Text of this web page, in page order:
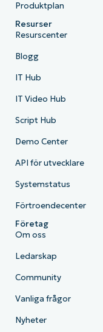
Produktplan
Resurser
Resurscenter
Blogg
IT Hub
IT Video Hub
Script Hub
Demo Center
API för utvecklare
Systemstatus
Förtroendecenter
Företag
Om oss
Ledarskap
Community
Vanliga frågor
Nyheter